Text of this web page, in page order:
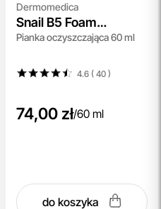
Dermomedica
Snail B5 Foam
Cleanser
Pianka oczyszczająca 60 ml
4.6 ( 40)
74,00 zł/60 ml
do koszyka